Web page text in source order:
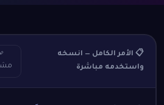
📋 الأمر الكامل — انسخه
واستخدمه مباشرة